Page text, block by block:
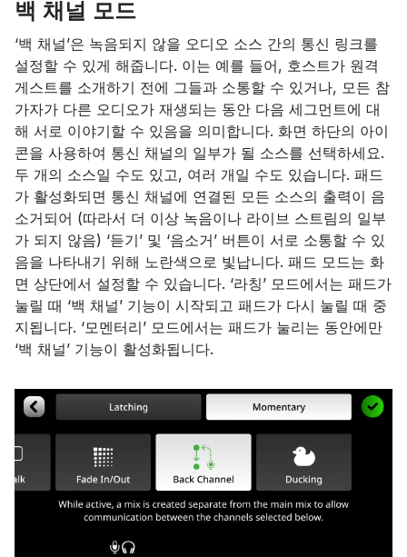
백 채널 모드
‘백 채널’은 녹음되지 않을 오디오 소스 간의 통신 링크를
설정할 수 있게 해줍니다. 이는 예를 들어, 호스트가 원격
게스트를 소개하기 전에 그들과 소통할 수 있거나, 모든 참
가자가 다른 오디오가 재생되는 동안 다음 세그먼트에 대
해 서로 이야기할 수 있음을 의미합니다. 화면 하단의 아이
콘을 사용하여 통신 채널의 일부가 될 소스를 선택하세요.
두 개의 소스일 수도 있고, 여러 개일 수도 있습니다. 패드
가 활성화되면 통신 채널에 연결된 모든 소스의 출력이 음
소거되어 (따라서 더 이상 녹음이나 라이브 스트림의 일부
가 되지 않음) ‘듣기’ 및 ‘음소거’ 버튼이 서로 소통할 수 있
음을 나타내기 위해 노란색으로 빛납니다. 패드 모드는 화
면 상단에서 설정할 수 있습니다. ‘라칭’ 모드에서는 패드가
눌릴 때 ‘백 채널’ 기능이 시작되고 패드가 다시 눌릴 때 중
지됩니다. ‘모멘터리’ 모드에서는 패드가 눌리는 동안에만
‘백 채널’ 기능이 활성화됩니다.